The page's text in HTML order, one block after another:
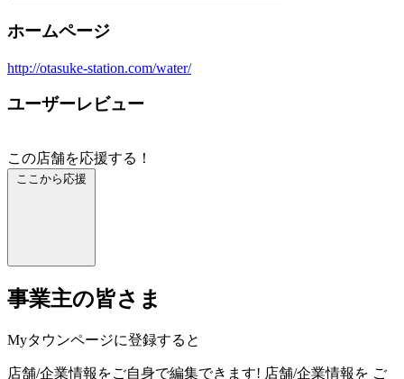
ホームページ
http://otasuke-station.com/water/
ユーザーレビュー
この店舗を応援する！
ここから応援
事業主の皆さま
Myタウンページに登録すると
店舗/企業情報をご自身で編集できます! 店舗/企業情報を ご